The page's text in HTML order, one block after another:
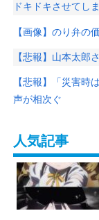
ドキドキさせてし
【画像】のり弁の
【悲報】山本太郎
【悲報】「災害時
声が相次ぐ
人気記事